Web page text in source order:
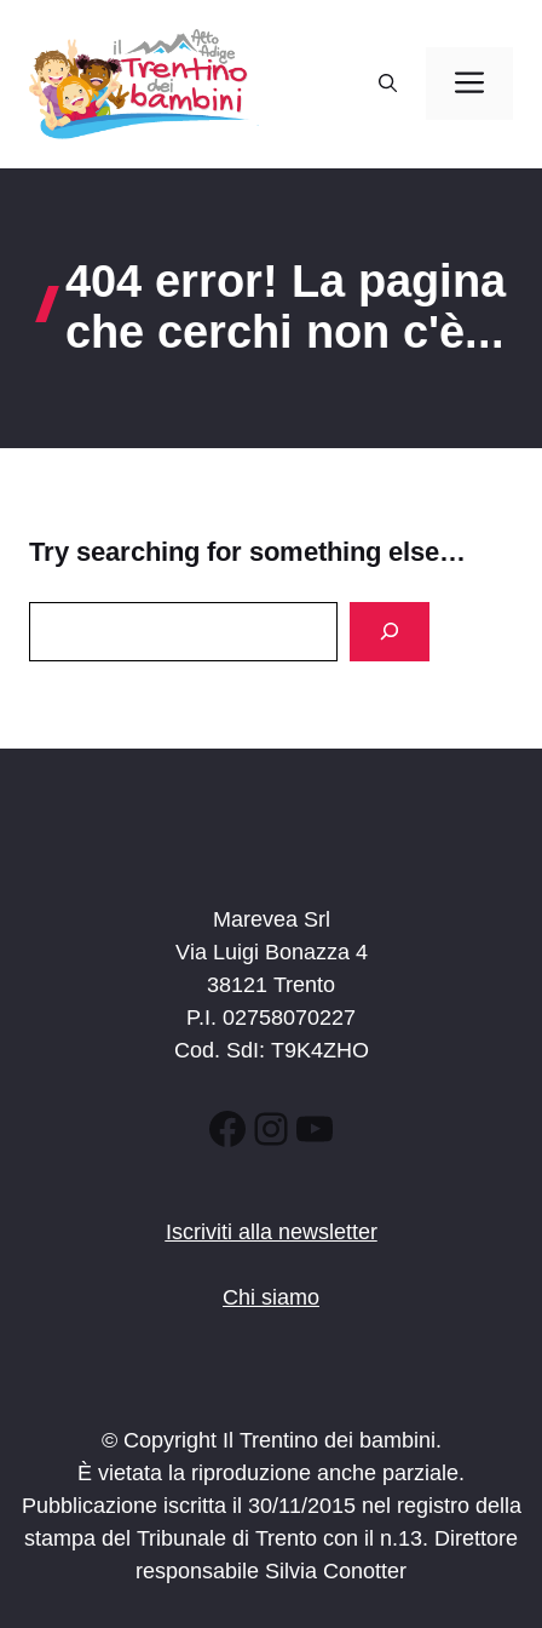
contenuto
404 error! La pagina
che cerchi non c'è...
Try searching for something else…
Marevea Srl
Via Luigi Bonazza 4
38121 Trento
P.I. 02758070227
Cod. SdI: T9K4ZHO
Facebook
Instagram
YouTube
Iscriviti alla newsletter
Chi siamo
© Copyright Il Trentino dei bambini.
È vietata la riproduzione anche parziale.
Pubblicazione iscritta il 30/11/2015 nel registro della
stampa del Tribunale di Trento con il n.13. Direttore
responsabile Silvia Conotter